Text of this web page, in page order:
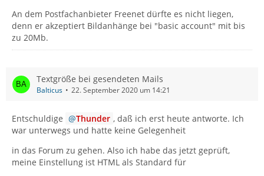
An dem Postfachanbieter Freenet dürfte es nicht liegen,
denn er akzeptiert Bildanhänge bei "basic account" mit bis
zu 20Mb.
Textgröße bei gesendeten Mails
Balticus 22. September 2020 um 14:21
Entschuldige Thunder , daß ich erst heute antworte. Ich
war unterwegs und hatte keine Gelegenheit
in das Forum zu gehen. Also ich habe das jetzt geprüft,
meine Einstellung ist HTML als Standard für